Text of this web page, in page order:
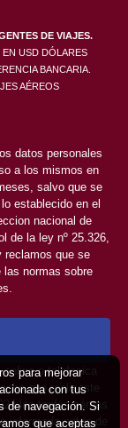
DE VIAJES.
USD DÓLARES
BANCARIA.
AÉREOS
datos personales
a los mismos en
salvo que se
establecido en el
nacional de
de la ley nº 25.326,
reclamos que se
las normas sobre
o telefonica
que realizaste
las tarifas aéreas
informada antes de
para mejorar
con tus
de navegación. Si
que aceptas